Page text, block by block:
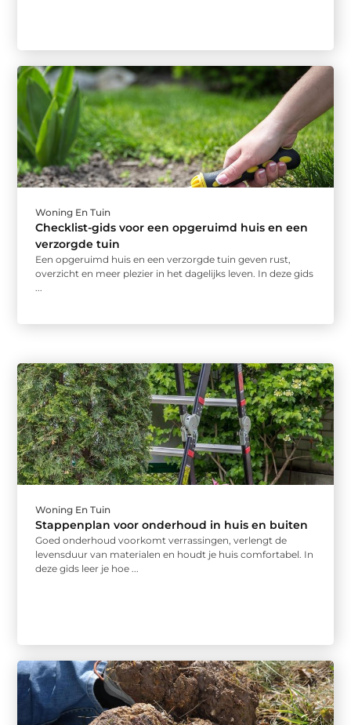
Woning En Tuin
Checklist-gids voor een opgeruimd huis en een
verzorgde tuin
Een opgeruimd huis en een verzorgde tuin geven rust,
overzicht en meer plezier in het dagelijks leven. In deze gids
Woning En Tuin
Stappenplan voor onderhoud in huis en buiten
Goed onderhoud voorkomt verrassingen, verlengt de
levensduur van materialen en houdt je huis comfortabel. In
deze gids leer je hoe ...